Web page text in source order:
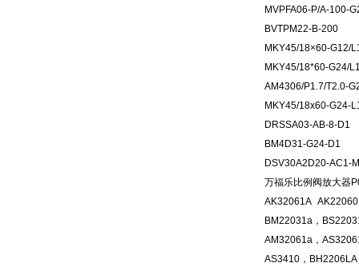
MVPFA06-P/A-100-
BVTPM22-B-200
MKY45/18×60-G12/
MKY45/18*60-G24/
AM4306/P1.7/T2.0-
MKY45/18x60-G24-
DRSSA03-AB-8-D1
BM4D31-G24-D1
DSV30A2D20-AC1-
万福乐比例阀放大器
AK32061A
BM22031a，
AM32061a，
AS3410，